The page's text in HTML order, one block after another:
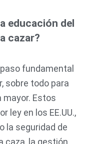
educación del
cazar?
fundamental
sobre todo para
mayor. Estos
ley en los EE.UU.,
la seguridad de
caza, la gestión